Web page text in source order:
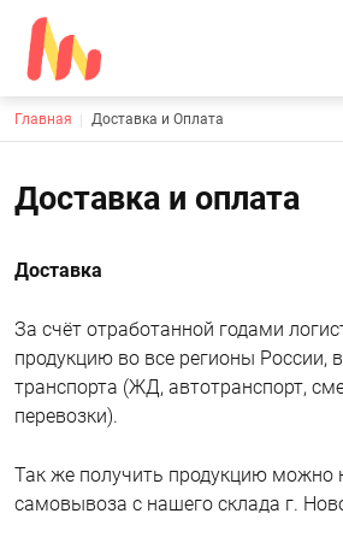
Доставка и оплата
osn604@mail.ru
+7 (891) 320-56-25
Обратный вызов
Строка навигации
Главная Доставка и Оплата
Доставка и оплата
Доставка
За счёт отработанной годами
продукцию во все регионы России,
транспорта (ЖД, автотранспорт,
перевозки).
Так же получить продукцию можно
самовывоза с нашего склада г.